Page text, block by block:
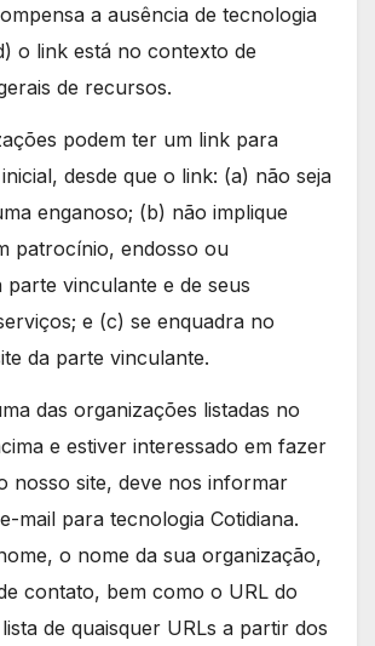
a ausência de tecnologia
o link está no contexto de
de recursos.
podem ter um link para
desde que o link: (a) não seja
enganoso; (b) não implique
patrocínio, endosso ou
parte vinculante e de seus
e (c) se enquadra no
da parte vinculante.
das organizações listadas no
e estiver interessado em fazer
nosso site, deve nos informar
mail para tecnologia Cotidiana.
o nome da sua organização,
contato, bem como o URL do
de quaisquer URLs a partir dos